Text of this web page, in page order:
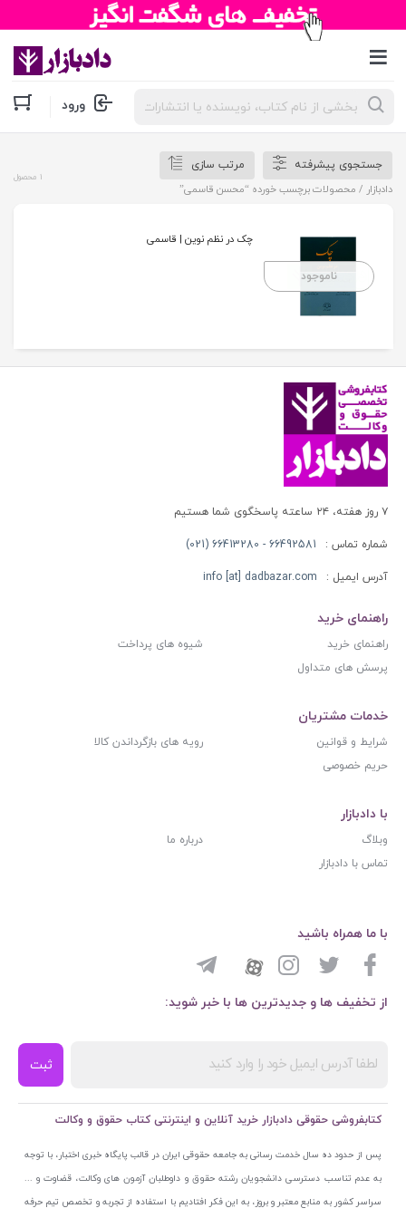
جستجوی
محصولات ورود
جستجوی پیشرفته
مرتب سازی
دادبازار / محصولات برچسب خورده “محسن قاسمی”
1 محصول
ناموجود
چک در نظم نوین | قاسمی
۷ روز هفته، ۲۴ ساعته پاسخگوی شما هستیم
شماره تماس : 66492581 - 66413280 (021)
آدرس ایمیل : info [at] dadbazar.com
راهنمای خرید
راهنمای خرید
شیوه های پرداخت
پرسش های متداول
خدمات مشتریان
شرایط و قوانین
رویه های بازگرداندن کالا
حریم خصوصی
با دادبازار
وبلاگ
درباره ما
تماس با دادبازار
از تخفیف ها و جدیدترین ها با خبر شوید:
ثبت
با ما همراه باشید
کتابفروشی حقوقی دادبازار خرید آنلاین و اینترنتی کتاب حقوق و وکالت
پس از حدود ده سال خدمت رسانی به جامعه حقوقی ایران در قالب پایگاه خبری اختبار، با توجه
به عدم تناسب دسترسی دانشجویان رشته حقوق و داوطلبان آزمون های وکالت، قضاوت و ...
سراسر کشور به منابع معتبر و بروز، به این فکر افتادیم با استفاده از تجربه و تخصص تیم حرفه